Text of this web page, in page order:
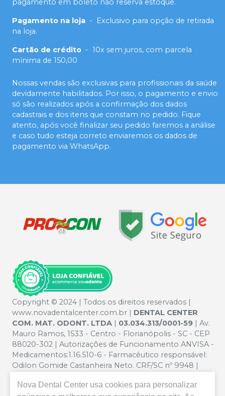
pagamento em boleto não reserva estoque.
Pagamento na loja -
Exclusivo para opção de retirada
na loja.
Cartão de crédito - 10x sem juros, com parcela
mínima de 150,00
Nossas vendas são exclusivas para profissionais da saúde
devidamente habilitados. Por isso, o pagamento e envio
só são realizados após a confirmação dos dados
cadastrais e dos itens que constam no pedido. Fique
atento, após você finalizar seu pedido faremos a análise
e caso tudo esteja correto enviaremos os dados de
pagamento via WhatsApp.
Copyright © 2024 | Todos os direitos reservados |
www.novadentalcenter.com.br | DENTAL CENTER
COM. MAT. ODONT. LTDA | 03.034.313/0001-59 | Av.
Mauro Ramos, 1533 - Centro - Florianópolis - SC - CEP
88020-302 | Autorizações de Funcionamento ANVISA -
Medicamentos:1.16.510-6 - Farmacêutico responsável:
Odilon Gomide Castanheira Neto. CRF/SC nº 9948 |
ilustrativas - Os preços e condições da loja virtual estão
Nova Dental Center usa cookies para personalizar